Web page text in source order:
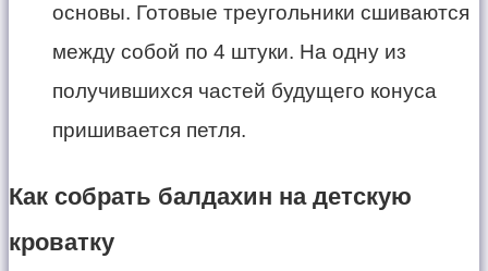
основы. Готовые треугольники сшиваются
между собой по 4 штуки. На одну из
получившихся частей будущего конуса
пришивается петля.
Как собрать балдахин на детскую
кроватку